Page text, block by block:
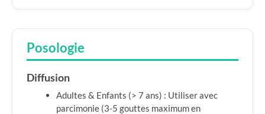
Posologie
Diffusion
Adultes & Enfants (> 7 ans) : Utiliser avec
parcimonie (3-5 gouttes maximum en